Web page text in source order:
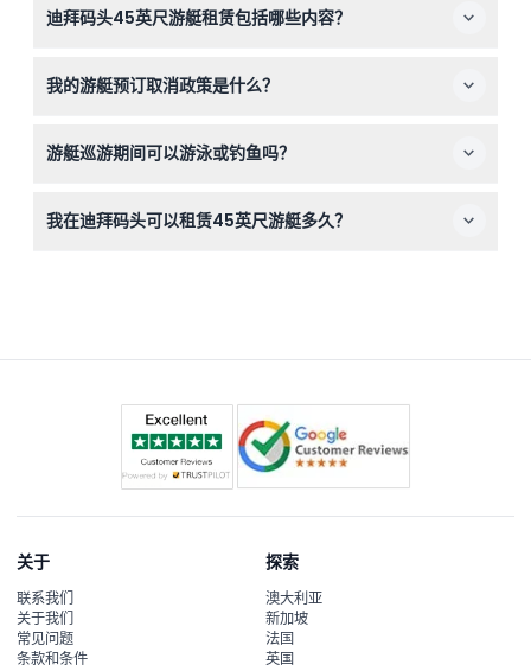
体、家庭或希望享受私人轻松游艇之旅的情侣。
迪拜码头45英尺游艇租赁包括哪些内容？
品，燃油，安全设备，以及如音乐系统等娱乐设施。
我的游艇预订取消政策是什么？
款。少于24小时取消或未出现将收取100%费用（依据条
游艇巡游期间可以游泳或钓鱼吗？
备，方便您使用。
我在迪拜码头可以租赁45英尺游艇多久？
关于
联系我们
关于我们
常见问题
条款和条件
探索
澳大利亚
新加坡
法国
英国